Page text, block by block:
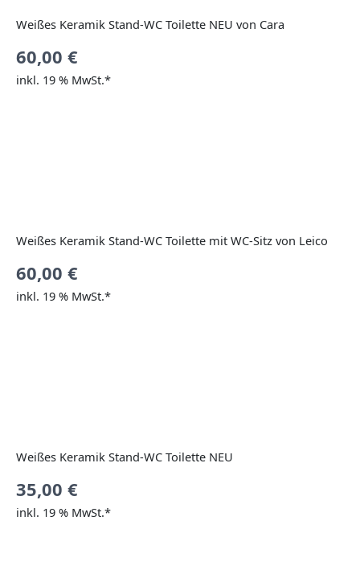
Weißes Keramik Stand-WC Toilette NEU von Cara
60,00 €
inkl. 19 % MwSt.*
Weißes Keramik Stand-WC Toilette mit WC-Sitz von Leico
60,00 €
inkl. 19 % MwSt.*
Weißes Keramik Stand-WC Toilette NEU
35,00 €
inkl. 19 % MwSt.*